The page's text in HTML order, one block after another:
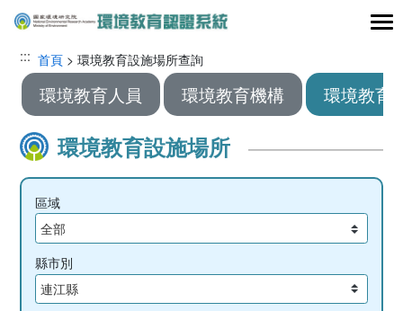
跳到主要內容區塊
:::
::: 首頁 >環境教育設施場所查詢
環境教育人員 環境教育機構 環境教育
環境教育設施場所
區域
縣市別